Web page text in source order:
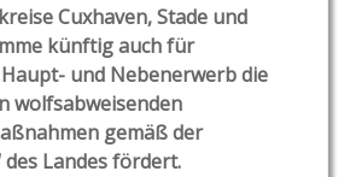
Cuxhaven, Stade und
künftig auch für
und Nebenerwerb die
wolfsabweisenden
gemäß der
des Landes fördert.